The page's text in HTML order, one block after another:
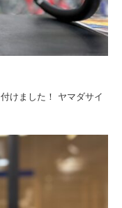
けました！ ヤマダサイ